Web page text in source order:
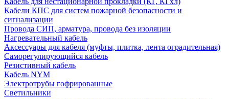
Кабели КПС для систем пожарной безопасности и
сигнализации
Провода СИП, арматура, провода без изоляции
Нагревательный кабель
Аксессуары для кабеля (муфты, плитка, лента оградительная)
Саморегулирующийся кабель
Резистивный кабель
Кабель NYM
Электротрубы гофрированные
Светильники